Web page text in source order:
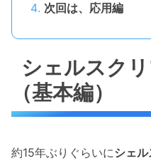
次回は、応用編
シェルスク
（基本編）
約15年ぶりぐらいにシェル